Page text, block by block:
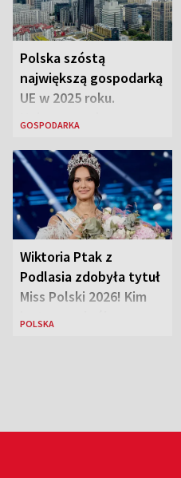
Polska szóstą
największą gospodarką
UE w 2025 roku.
Najnowsze dane
GOSPODARKA
Wiktoria Ptak z
Podlasia zdobyła tytuł
Miss Polski 2026! Kim
jest nowa królowa
POLSKA